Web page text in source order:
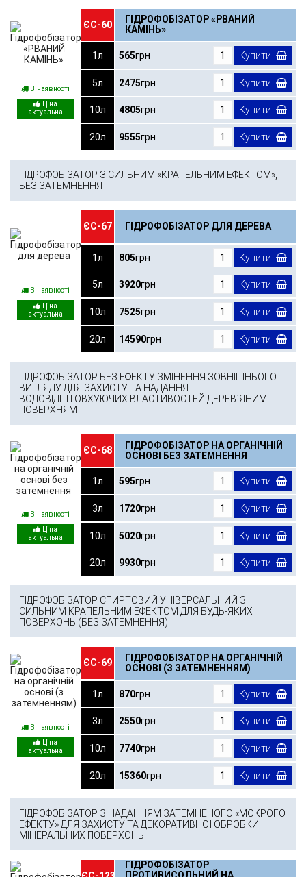
В наявності
ЄС-60
ГІДРОФОБІЗАТОР «РВАНИЙ
КАМІНЬ»
1л 565грн Купити
5л 2475грн Купити
10л 4805грн Купити
20л 9555грн Купити
ГІДРОФОБІЗАТОР З СИЛЬНИМ «КРАПЕЛЬНИМ ЕФЕКТОМ»,
БЕЗ ЗАТЕМНЕННЯ
В наявності
ЄС-67 ГІДРОФОБІЗАТОР ДЛЯ ДЕРЕВА
1л 805грн Купити
5л 3920грн Купити
10л 7525грн Купити
20л 14590грн Купити
ГІДРОФОБІЗАТОР БЕЗ ЕФЕКТУ ЗМІНЕННЯ ЗОВНІШНЬОГО
ВИГЛЯДУ ДЛЯ ЗАХИСТУ ТА НАДАННЯ
ВОДОВІДШТОВХУЮЧИХ ВЛАСТИВОСТЕЙ ДЕРЕВ`ЯНИМ
ПОВЕРХНЯМ
В наявності
ЄС-68
ГІДРОФОБІЗАТОР НА ОРГАНІЧНІЙ
ОСНОВІ БЕЗ ЗАТЕМНЕННЯ
1л 595грн Купити
3л 1720грн Купити
10л 5020грн Купити
20л 9930грн Купити
ГІДРОФОБІЗАТОР СПИРТОВИЙ УНІВЕРСАЛЬНИЙ З
СИЛЬНИМ КРАПЕЛЬНИМ ЕФЕКТОМ ДЛЯ БУДЬ-ЯКИХ
ПОВЕРХОНЬ (БЕЗ ЗАТЕМНЕННЯ)
В наявності
ЄС-69
ГІДРОФОБІЗАТОР НА ОРГАНІЧНІЙ
ОСНОВІ (З ЗАТЕМНЕННЯМ)
1л 870грн Купити
3л 2550грн Купити
10л 7740грн Купити
20л 15360грн Купити
ГІДРОФОБІЗАТОР З НАДАННЯМ ЗАТЕМНЕНОГО «МОКРОГО
ЕФЕКТУ» ДЛЯ ЗАХИСТУ ТА ДЕКОРАТИВНОЇ ОБРОБКИ
МІНЕРАЛЬНИХ ПОВЕРХОНЬ
ГІДРОФОБІЗАТОР